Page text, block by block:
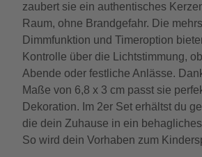
zaubert sie ein authentisches
Raum, ohne Brandgefahr. Die
Dimmfunktion und Timeroption
Kontrolle über die Lichtstimmung,
Abende oder festliche Anlässe.
Maße von 6,8 x 3 cm passt sie
Dekoration. Im 2er Set erhältst du
die dein Zuhause in ein
So wird dein Vorhaben zum